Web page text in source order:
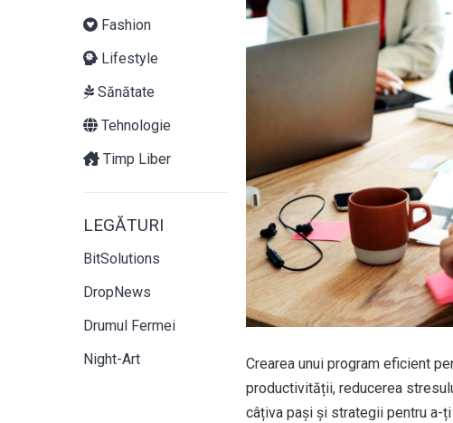
Fashion
Lifestyle
Sănătate
Tehnologie
Timp Liber
LEGĂTURI
BitSolutions
DropNews
Drumul Fermei
Night-Art
Crearea unui program eficient
productivității, reducerea
câțiva pași și strategii pentru a-